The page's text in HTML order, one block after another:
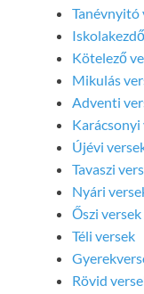
Tanévnyitó
Kötelező
Mikulás
Adventi
Karácsonyi
Újévi
Tavaszi
Nyári
Őszi
Téli versek
Rövid